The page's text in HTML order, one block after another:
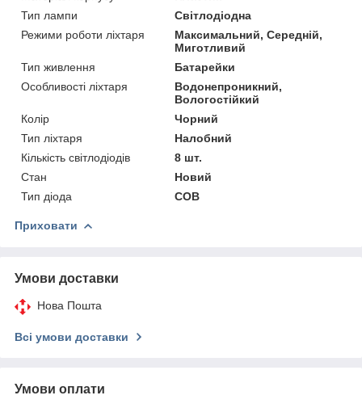
Тип лампи
Світлодіодна
Режими роботи ліхтаря
Максимальний, Середній,
Миготливий
Тип живлення
Батарейки
Особливості ліхтаря
Водонепроникний,
Вологостійкий
Колір
Чорний
Тип ліхтаря
Налобний
Кількість світлодіодів
8 шт.
Стан
Новий
Тип діода
COB
Приховати
Умови доставки
Нова Пошта
Всі умови доставки
Умови оплати